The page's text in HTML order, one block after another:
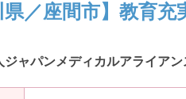
県／座間市】教育
ジャパンメディカルアライア